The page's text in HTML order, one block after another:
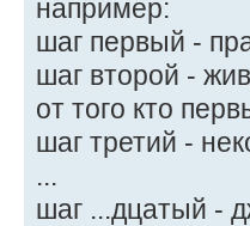
например:
шаг первый -
шаг второй -
от того кто
шаг третий -
...
шаг ...дцатый -